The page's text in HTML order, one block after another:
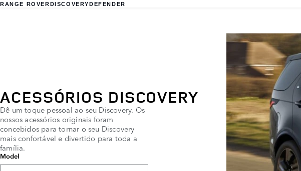
RANGE ROVERDISCOVERYDEFENDER
ACESSÓRIOS DISCOVERY
Dê um toque pessoal ao seu Discovery. Os
nossos acessórios originais foram
concebidos para tornar o seu Discovery
mais confortável e divertido para toda a
família.
Model